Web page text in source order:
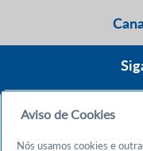
Aviso de Cookies
Nós usamos cookies e